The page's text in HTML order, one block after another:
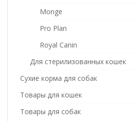
Monge
Pro Plan
Royal Canin
Для стерилизованных кошек
Сухие корма для собак
Товары для кошек
Товары для собак